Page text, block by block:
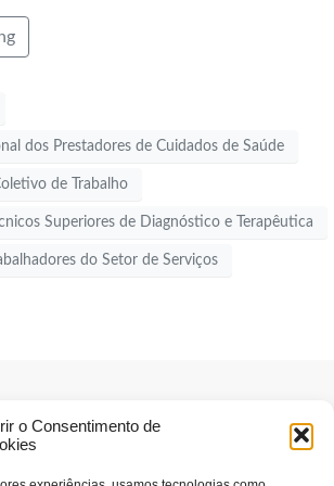
o Consentimento de
dos Prestadores de Cuidados de Saúde
de Trabalho
Superiores de Diagnóstico e Terapêutica
do Setor de Serviços